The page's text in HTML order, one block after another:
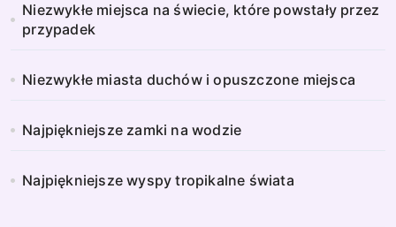
Niezwykłe miejsca na świecie, które powstały przez
przypadek
Niezwykłe miasta duchów i opuszczone miejsca
Najpiękniejsze zamki na wodzie
Najpiękniejsze wyspy tropikalne świata